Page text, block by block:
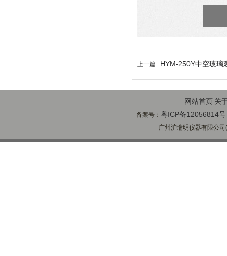
上一篇 : HYM-250Y中空玻璃
网站首页 关
备案号： 粤ICP备12056814号
广州沪瑞明仪器有限公